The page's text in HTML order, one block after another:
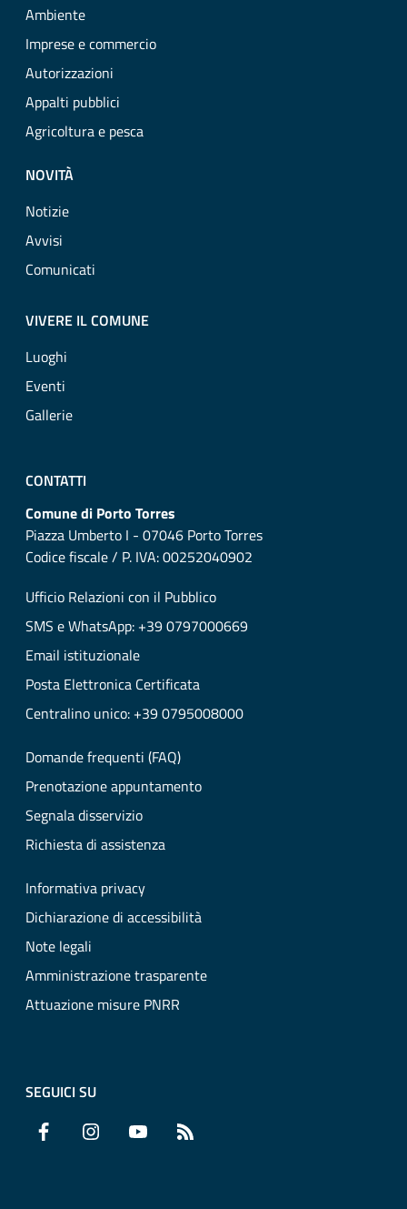
Ambiente
Imprese e commercio
Autorizzazioni
Appalti pubblici
Agricoltura e pesca
NOVITÀ
Notizie
Avvisi
Comunicati
VIVERE IL COMUNE
Luoghi
Eventi
Gallerie
CONTATTI
Comune di Porto Torres
Piazza Umberto I - 07046 Porto Torres
Codice fiscale / P. IVA: 00252040902
Ufficio Relazioni con il Pubblico
SMS e WhatsApp: +39 0797000669
Email istituzionale
Posta Elettronica Certificata
Centralino unico: +39 0795008000
Domande frequenti (FAQ)
Prenotazione appuntamento
Segnala disservizio
Richiesta di assistenza
Informativa privacy
Dichiarazione di accessibilità
Note legali
Amministrazione trasparente
Attuazione misure PNRR
SEGUICI SU
Facebook Instagram YouTube